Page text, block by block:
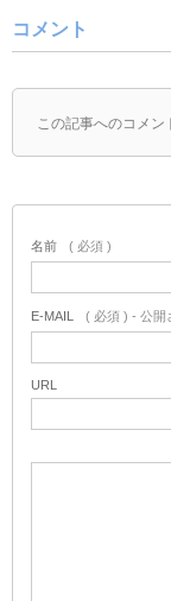
コメント
この記事へのコメン
名前 ( 必須 )
E-MAIL ( 必須 ) - 公開
URL